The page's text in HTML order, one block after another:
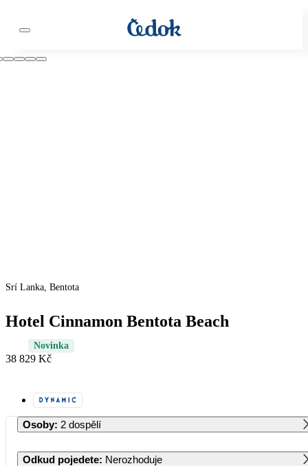
Srí Lanka, Bentota
Hotel Cinnamon Bentota Beach
Novinka
38 829 Kč
Osoby: 2 dospělí
Odkud pojedete: Nerozhoduje